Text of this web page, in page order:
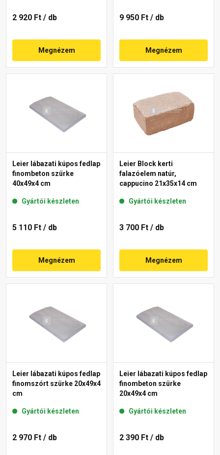
2 920 Ft / db
Megnézem
9 950 Ft / db
Megnézem
Leier lábazati kúpos fedlap
finombeton szürke
40x49x4 cm
Gyártói készleten
5 110 Ft / db
Megnézem
Leier Block kerti
falazóelem natúr,
cappucino 21x35x14 cm
Gyártói készleten
3 700 Ft / db
Megnézem
Leier lábazati kúpos fedlap
finomszórt szürke 20x49x4
cm
Gyártói készleten
2 970 Ft / db
Leier lábazati kúpos fedlap
finombeton szürke
20x49x4 cm
Gyártói készleten
2 390 Ft / db